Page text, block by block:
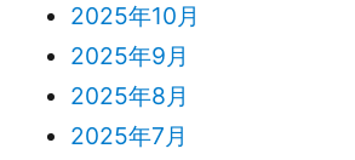
2025年10月
2025年9月
2025年8月
2025年7月